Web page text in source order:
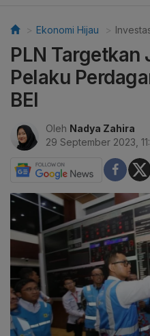
Ekonomi Hijau
PLN Targetkan
Pelaku
BEI
Oleh Nadya Zahira
29 September 2023,